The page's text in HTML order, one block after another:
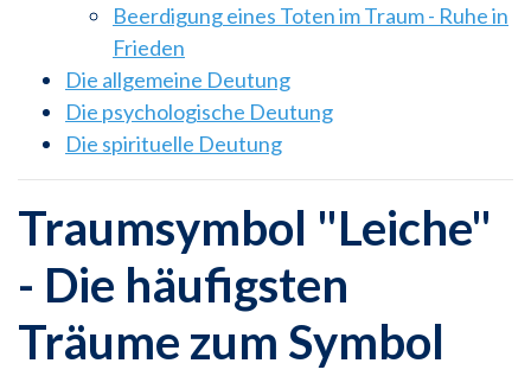
Beerdigung eines Toten im Traum - Ruhe in
Frieden
Die allgemeine Deutung
Die psychologische Deutung
Die spirituelle Deutung
Traumsymbol "Leiche"
- Die häufigsten
Träume zum Symbol